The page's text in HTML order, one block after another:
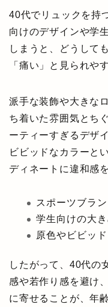
40代でリュックを持
向けのデザインや学
しまうと、どうして
「痛い」と見られや
派手な装飾や大きな
ち着いた雰囲気とち
ーティーすぎるデザ
ビビッドなカラーと
ディネートに違和感
スポーツブラ
学生向けの大
原色やビビッ
したがって、40代の
感や若作り感を避け
に寄せることが、年